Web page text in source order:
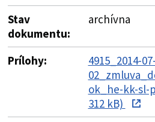
Stav
dokumentu:
archívna
Prílohy:
4915_2014-07-
ok_he-kk-sl-
312 kB)